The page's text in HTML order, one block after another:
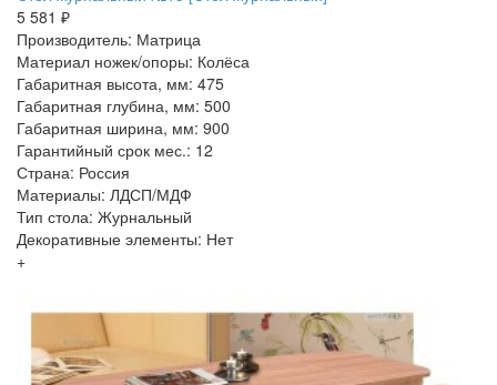
5 581 ₽
Производитель: Матрица
Материал ножек/опоры: Колёса
Габаритная высота, мм: 475
Габаритная глубина, мм: 500
Габаритная ширина, мм: 900
Гарантийный срок мес.: 12
Страна: Россия
Материалы: ЛДСП/МДФ
Тип стола: Журнальный
Декоративные элементы: Нет
+